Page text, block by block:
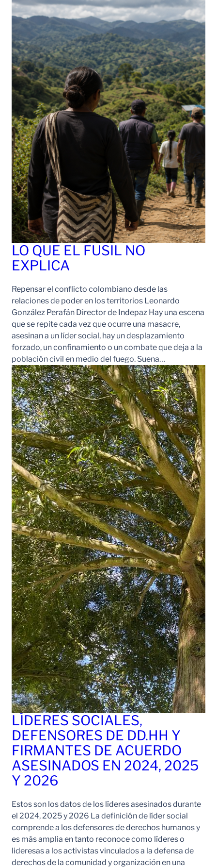
LO QUE EL FUSIL NO
EXPLICA
Repensar el conflicto colombiano desde las
relaciones de poder en los territorios Leonardo
González Perafán Director de Indepaz Hay una escena
que se repite cada vez que ocurre una masacre,
asesinan a un líder social, hay un desplazamiento
forzado, un confinamiento o un combate que deja a la
población civil en medio del fuego. Suena…
LÍDERES SOCIALES,
DEFENSORES DE DD.HH Y
FIRMANTES DE ACUERDO
ASESINADOS EN 2024, 2025
Y 2026
Estos son los datos de los líderes asesinados durante
el 2024, 2025 y 2026 La definición de líder social
comprende a los defensores de derechos humanos y
es más amplia en tanto reconoce como líderes o
lideresas a los activistas vinculados a la defensa de
derechos de la comunidad y organización en una